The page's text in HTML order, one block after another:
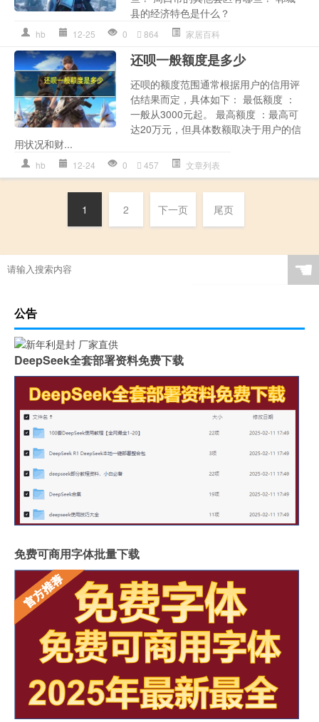
县的经济特色是什么？
hb 12-25 0 864 家居百科
还呗一般额度是多少
还呗的额度范围通常根据用户的信用评
估结果而定，具体如下： 最低额度 ：
一般从3000元起。 最高额度 ：最高可
达20万元，但具体数额取决于用户的信
用状况和财...
hb 12-24 0 457 文章列表
1 2 下一页 尾页
☚
公告
DeepSeek全套部署资料免费下载
免费可商用字体批量下载